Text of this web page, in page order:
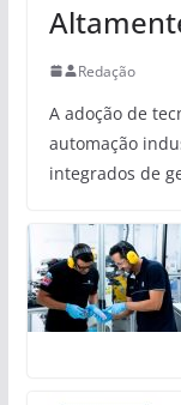
Redação
A adoção de
automação
integrados de